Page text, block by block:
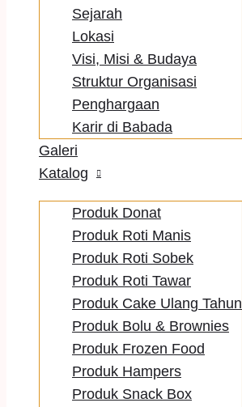
Sejarah
Lokasi
Visi, Misi & Budaya
Struktur Organisasi
Penghargaan
Karir di Babada
Galeri
Katalog
Produk Donat
Produk Roti Manis
Produk Roti Sobek
Produk Roti Tawar
Produk Cake Ulang Tahun
Produk Bolu & Brownies
Produk Frozen Food
Produk Hampers
Produk Snack Box